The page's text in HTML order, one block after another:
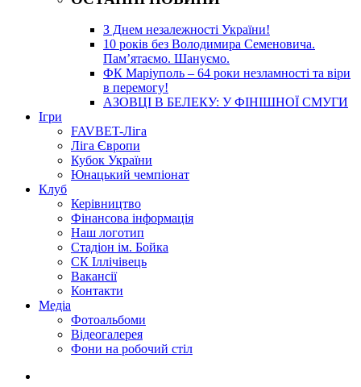
З Днем незалежності України!
10 років без Володимира Семеновича.
Пам’ятаємо. Шануємо.
ФК Маріуполь – 64 роки незламності та віри
в перемогу!
АЗОВЦІ В БЕЛЕКУ: У ФІНІШНОЇ СМУГИ
Ігри
FAVBET-Ліга
Ліга Європи
Кубок України
Юнацький чемпіонат
Клуб
Керівництво
Фінансова інформація
Наш логотип
Стадіон ім. Бойка
СК Іллічівець
Вакансії
Контакти
Медіа
Фотоальбоми
Відеогалерея
Фони на робочий стіл